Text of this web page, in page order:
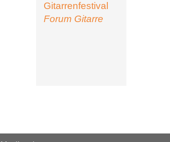
Gitarrenfestival
Forum Gitarre